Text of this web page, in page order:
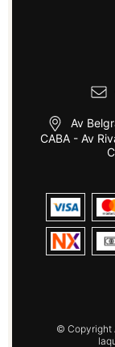
Av
CABA - Av
© Copyright